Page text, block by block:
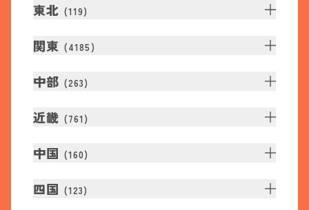
東北 (119)
関東 (4185 )
中部 (263)
近畿 (761 )
中国 (160)
四国 (123)